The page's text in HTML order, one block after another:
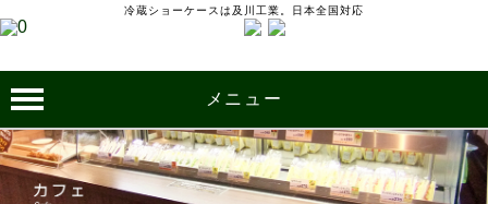
冷蔵ショーケースは及川工業。日本全国対応
メニュー